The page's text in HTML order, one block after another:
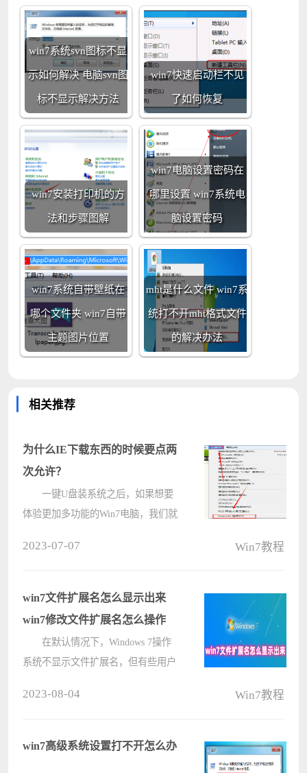
win7系统svn图标不显
示如何解决 电脑svn图
标不显示解决方法
win7快速启动栏不见
了如何恢复
win7安装打印机的方
法和步骤图解
win7电脑设置密码在
哪里设置 win7系统电
脑设置密码
win7系统自带壁纸在
哪个文件夹 win7自带
主题图片位置
mht是什么文件 win7系
统打不开mht格式文件
的解决办法
相关推荐
为什么IE下载东西的时候要点两
次允许？
一键U盘装系统之后，如果想要
体验更加多功能的Win7电脑，我们就
候，IE的下载确认按钮却会连续弹出
两次。????
2023-07-07 Win7教程
win7文件扩展名怎么显示出来
win7修改文件扩展名怎么操作
在默认情况下，Windows 7操作
系统不显示文件扩展名，但有些用户
win7文件扩展名的方法哦，并且，还
2023-08-04 Win7教程
win7高级系统设置打不开怎么办